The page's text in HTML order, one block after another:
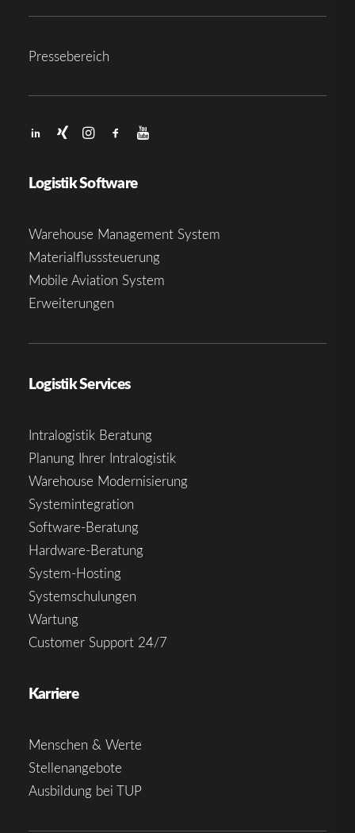
Pressebereich
Logistik Software
Warehouse Management System
Materialflusssteuerung
Mobile Aviation System
Erweiterungen
Logistik Services
Intralogistik Beratung
Planung Ihrer Intralogistik
Warehouse Modernisierung
Systemintegration
Software-Beratung
Hardware-Beratung
System-Hosting
Systemschulungen
Wartung
Customer Support 24/7
Karriere
Menschen & Werte
Stellenangebote
Ausbildung bei TUP